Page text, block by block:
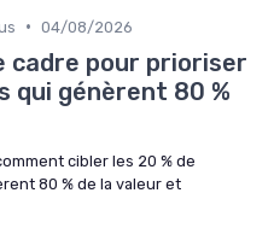
• 04/08/2026
cadre pour prioriser
qui génèrent 80 %
cibler les 20 % de
80 % de la valeur et